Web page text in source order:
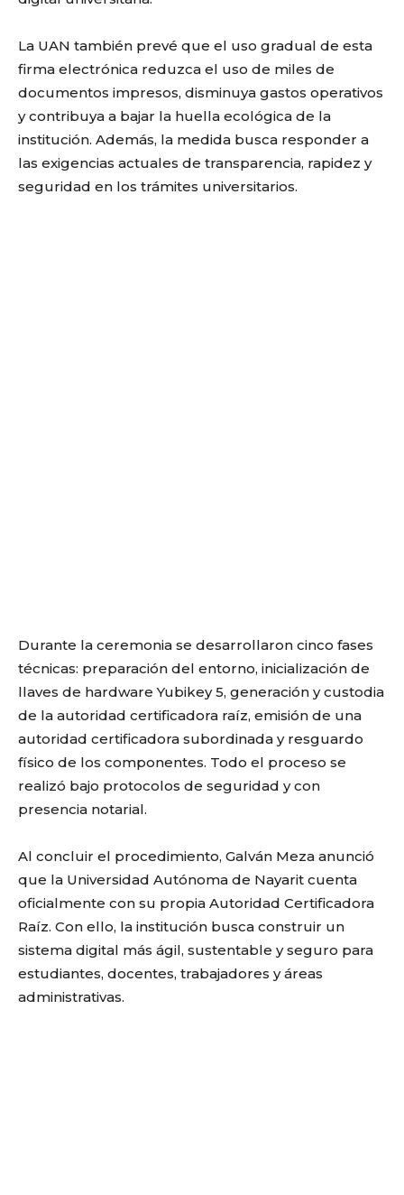
La UAN también prevé que el uso gradual de esta
firma electrónica reduzca el uso de miles de
documentos impresos, disminuya gastos operativos
y contribuya a bajar la huella ecológica de la
institución. Además, la medida busca responder a
las exigencias actuales de transparencia, rapidez y
seguridad en los trámites universitarios.
Durante la ceremonia se desarrollaron cinco fases
técnicas: preparación del entorno, inicialización de
llaves de hardware Yubikey 5, generación y custodia
de la autoridad certificadora raíz, emisión de una
autoridad certificadora subordinada y resguardo
físico de los componentes. Todo el proceso se
realizó bajo protocolos de seguridad y con
presencia notarial.
Al concluir el procedimiento, Galván Meza anunció
que la Universidad Autónoma de Nayarit cuenta
oficialmente con su propia Autoridad Certificadora
Raíz. Con ello, la institución busca construir un
sistema digital más ágil, sustentable y seguro para
estudiantes, docentes, trabajadores y áreas
administrativas.